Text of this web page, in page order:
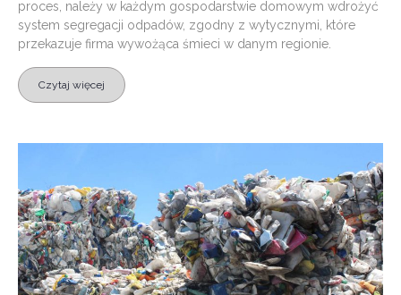
proces, należy w każdym gospodarstwie domowym wdrożyć
system segregacji odpadów, zgodny z wytycznymi, które
przekazuje firma wywożąca śmieci w danym regionie.
Czytaj więcej